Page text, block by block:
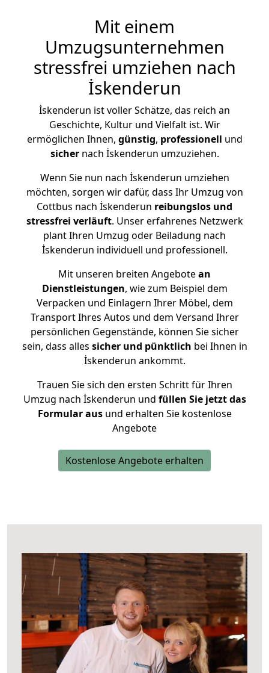
Mit einem
Umzugsunternehmen
stressfrei umziehen nach
İskenderun
İskenderun ist voller Schätze, das reich an
Geschichte, Kultur und Vielfalt ist. Wir
ermöglichen Ihnen, günstig, professionell und
sichernach İskenderun umzuziehen.
Wenn Sie nun nach İskenderun umziehen
möchten, sorgen wir dafür, dass Ihr Umzug von
Cottbus nach İskenderun reibungslos und
stressfrei verläuft. Unser erfahrenes Netzwerk
plant Ihren Umzug oder Beiladung nach
İskenderun individuell und professionell.
Mit unseren breiten Angebotean
Dienstleistungen, wie zum Beispiel dem
Verpacken und Einlagern Ihrer Möbel, dem
Transport Ihres Autos und dem Versand Ihrer
persönlichen Gegenstände, können Sie sicher
sein, dass alles sicher und pünktlich bei Ihnen in
İskenderun ankommt.
Trauen Sie sich den ersten Schritt für Ihren
Umzug nach İskenderun und füllen Sie jetzt das
Formular ausund erhalten Sie kostenlose
Angebote
Kostenlose Angebote erhalten